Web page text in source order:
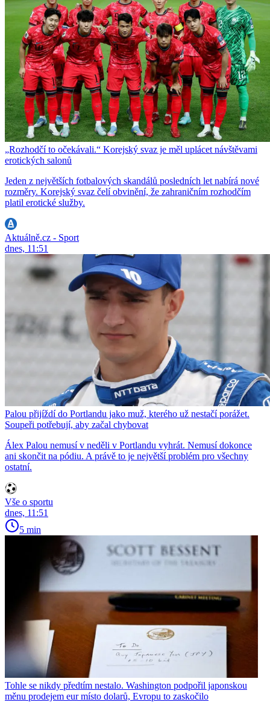
„Rozhodčí to očekávali.“ Korejský svaz je měl uplácet návštěvami
erotických salonů
Jeden z největších fotbalových skandálů posledních let nabírá nové
rozměry. Korejský svaz čelí obvinění, že zahraničním rozhodčím
platil erotické služby.
Aktuálně.cz - Sport
dnes, 11:51
Palou přijíždí do Portlandu jako muž, kterého už nestačí porážet.
Soupeři potřebují, aby začal chybovat
Álex Palou nemusí v neděli v Portlandu vyhrát. Nemusí dokonce
ani skončit na pódiu. A právě to je největší problém pro všechny
ostatní.
Vše o sportu
dnes, 11:51
5 min
Tohle se nikdy předtím nestalo. Washington podpořil japonskou
měnu prodejem eur místo dolarů, Evropu to zaskočilo